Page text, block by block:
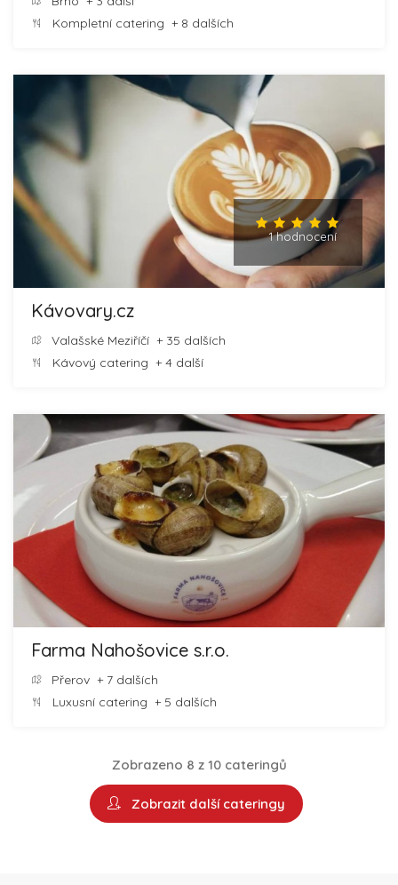
Kompletní catering + 8 dalších
1 hodnocení
Kávovary.cz
Valašské Meziříčí + 35 dalších
Kávový catering + 4 další
Farma Nahošovice s.r.o.
Přerov + 7 dalších
Luxusní catering + 5 dalších
Zobrazeno 8 z 10 cateringů
Zobrazit další cateringy